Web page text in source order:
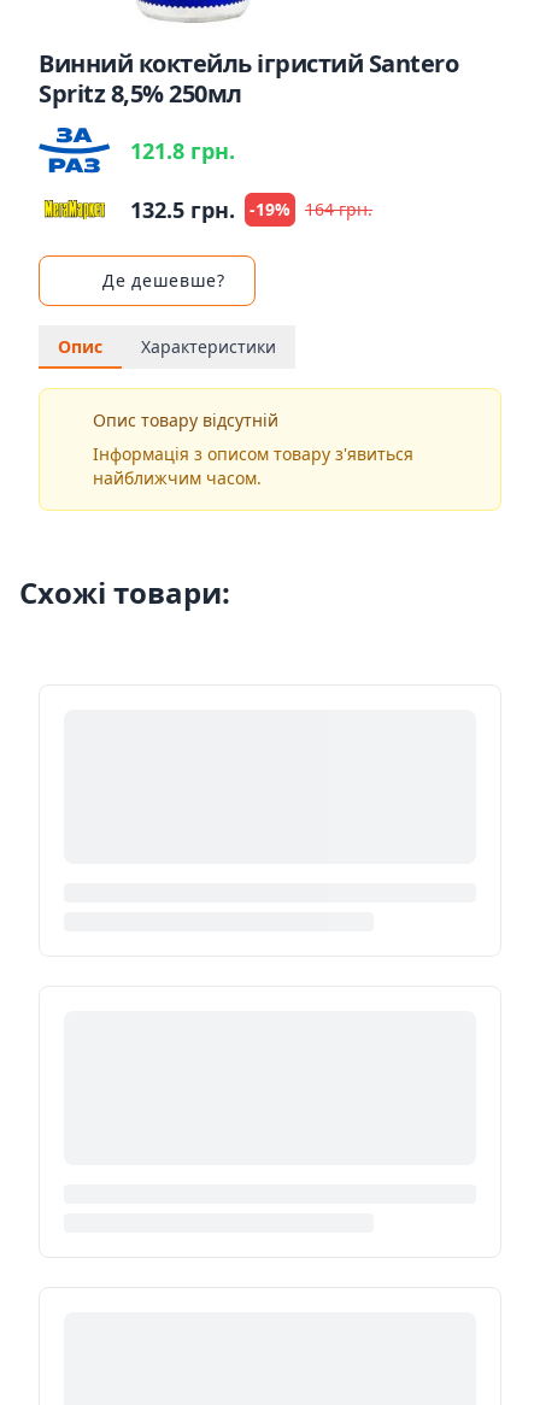
Винний коктейль ігристий Santero
Spritz 8,5% 250мл
121.8 грн.
132.5 грн. -19% 164 грн.
Де дешевше?
Опис Характеристики
Опис товару відсутній
Інформація з описом товару з'явиться
найближчим часом.
Схожі товари: